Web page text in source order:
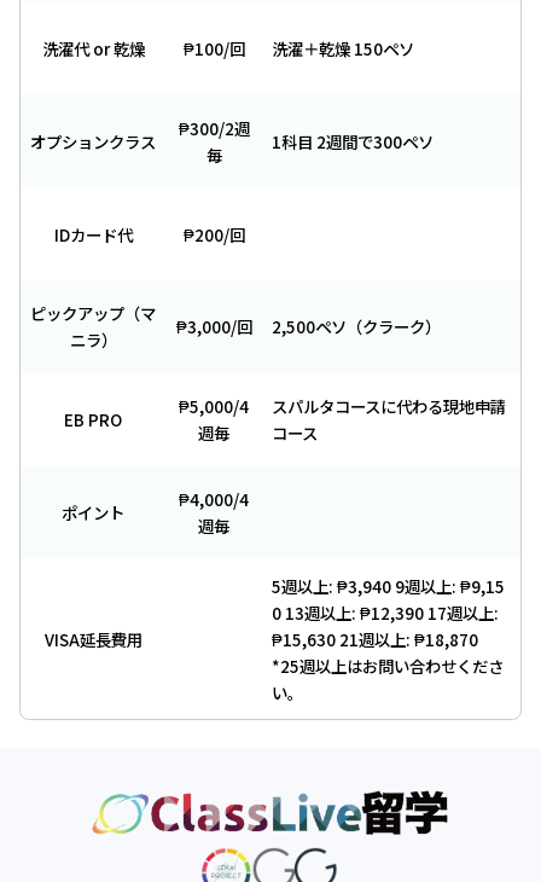
洗濯代 or 乾燥 ₱100/回 洗濯＋乾燥 150ペソ
オプションクラス
₱300/2週
毎
1科目 2週間で300ペソ
IDカード代 ₱200/回
ピックアップ（マ
ニラ）
₱3,000/回 2,500ペソ（クラーク）
EB PRO
₱5,000/4
週毎
スパルタコースに代わる現地申請
コース
ポイント
₱4,000/4
週毎
VISA延長費用
5週以上: ₱3,940 9週以上: ₱9,15
0 13週以上: ₱12,390 17週以上:
₱15,630 21週以上: ₱18,870
*25週以上はお問い合わせくださ
い。